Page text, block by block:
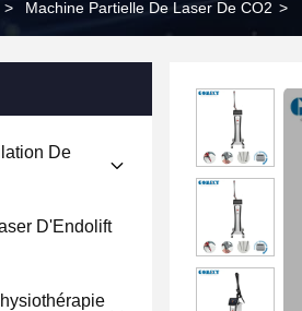
> Machine Partielle De Laser De CO2 >
De
D'Endolift